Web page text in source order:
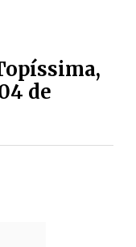
de